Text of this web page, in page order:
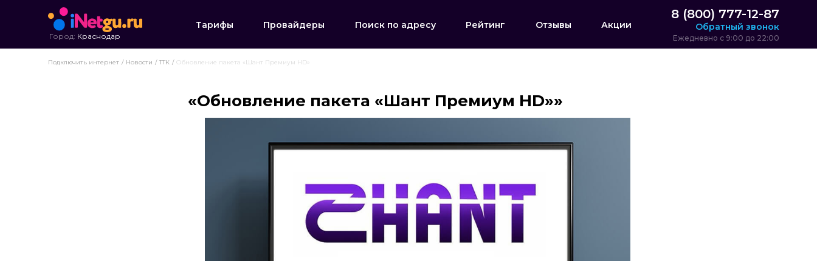
Город: Краснодар
Тарифы Провайдеры Поиск по адресу Рейтинг Отзывы Акции
8 (800) 777-12-87
Обратный звонок
Ежедневно с 9:00 до 22:00
Подключить интернет Новости ТТК Обновление пакета «Шант Премиум HD»
«Обновление пакета «Шант Премиум HD»»